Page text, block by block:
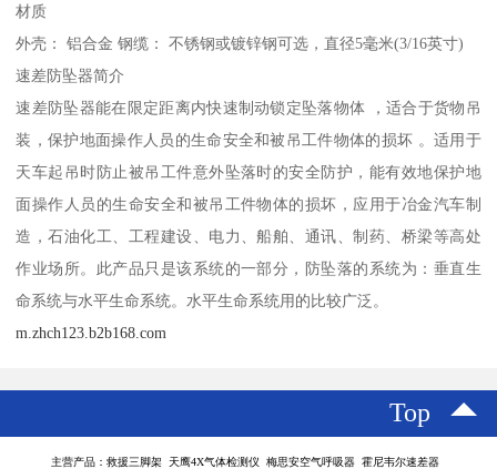
材质
外壳： 铝合金 钢缆： 不锈钢或镀锌钢可选，直径5毫米(3/16英寸)
速差防坠器简介
速差防坠器能在限定距离内快速制动锁定坠落物体 ，适合于货物吊
装，保护地面操作人员的生命安全和被吊工件物体的损坏 。适用于
天车起吊时防止被吊工件意外坠落时的安全防护，能有效地保护地
面操作人员的生命安全和被吊工件物体的损坏，应用于冶金汽车制
造，石油化工、工程建设、电力、船舶、通讯、制药、桥梁等高处
作业场所。此产品只是该系统的一部分，防坠落的系统为：垂直生
命系统与水平生命系统。水平生命系统用的比较广泛。
m.zhch123.b2b168.com
Top
主营产品：救援三脚架 天鹰4X气体检测仪 梅思安空气呼吸器 霍尼韦尔速差器